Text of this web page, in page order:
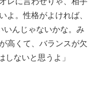
よ。性格がよければ、
いんじゃないかな。み
高くて、バランスが欠
ないと思うよ」